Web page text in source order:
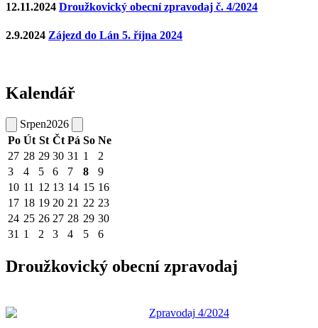
12.11.2024 Droužkovický obecní zpravodaj č. 4/2024
2.9.2024 Zájezd do Lán 5. října 2024
Kalendář
Srpen2026
Po Út St Čt Pá So Ne
27 28 29 30 31 1
2
3
4 5 6 7 8
9
10 11 12 13 14 15 16
17 18 19 20 21 22 23
24 25 26 27 28 29 30
31 1 2 3 4 5 6
Droužkovický obecní zpravodaj